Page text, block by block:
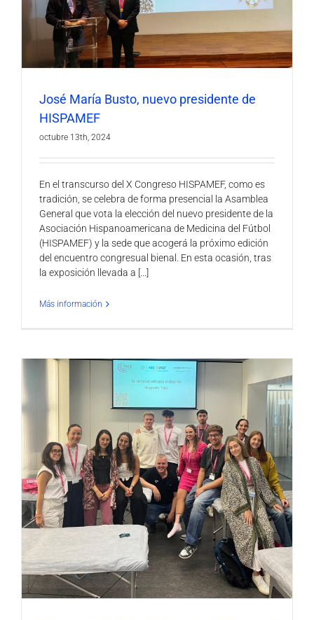
José María Busto, nuevo presidente de
HISPAMEF
octubre 13th, 2024
En el transcurso del X Congreso HISPAMEF, como es
tradición, se celebra de forma presencial la Asamblea
General que vota la elección del nuevo presidente de la
Asociación Hispanoamericana de Medicina del Fútbol
(HISPAMEF) y la sede que acogerá la próximo edición
del encuentro congresual bienal. En esta ocasión, tras
la exposición llevada a [...]
Más información